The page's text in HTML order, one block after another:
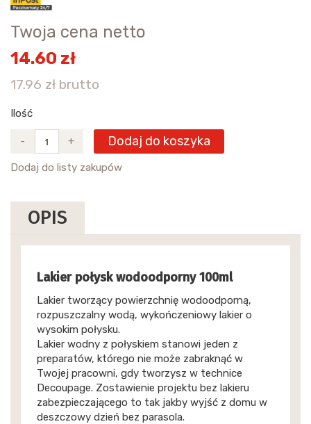
Twoja cena netto
14.60 zł
17.96 zł brutto
Ilość
- + Dodaj do koszyka
Dodaj do listy zakupów
OPIS
Lakier połysk wodoodporny 100ml
Lakier tworzący powierzchnię wodoodporną,
rozpuszczalny wodą, wykończeniowy lakier o
wysokim połysku.
Lakier wodny z połyskiem stanowi jeden z
preparatów, którego nie może zabraknąć w
Twojej pracowni, gdy tworzysz w technice
Decoupage. Zostawienie projektu bez lakieru
zabezpieczającego to tak jakby wyjść z domu w
deszczowy dzień bez parasola.